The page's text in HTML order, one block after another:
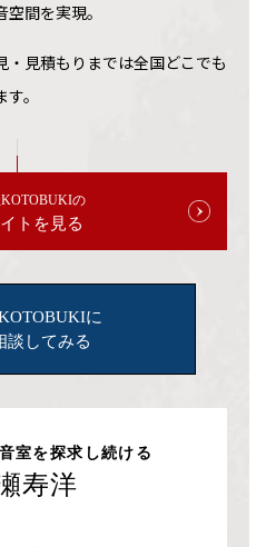
間を実現。
・見積もりまでは全国どこでも
。
の
トを見る
に
談してみる
室を探求し続ける
寿洋